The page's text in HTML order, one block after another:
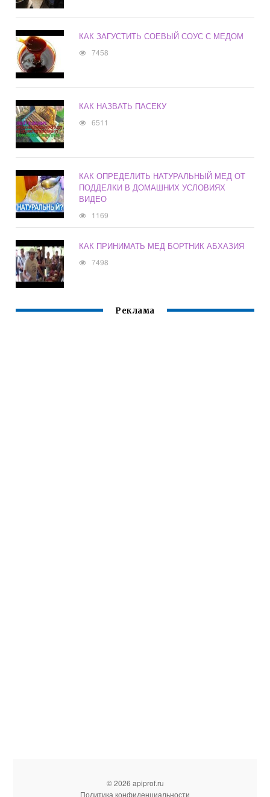
КАК ЗАГУСТИТЬ СОЕВЫЙ СОУС С МЕДОМ
7458
КАК НАЗВАТЬ ПАСЕКУ
6511
КАК ОПРЕДЕЛИТЬ НАТУРАЛЬНЫЙ МЕД ОТ
ПОДДЕЛКИ В ДОМАШНИХ УСЛОВИЯХ
ВИДЕО
1169
КАК ПРИНИМАТЬ МЕД БОРТНИК АБХАЗИЯ
7498
Реклама
© 2026 apiprof.ru
Политика конфиденциальности